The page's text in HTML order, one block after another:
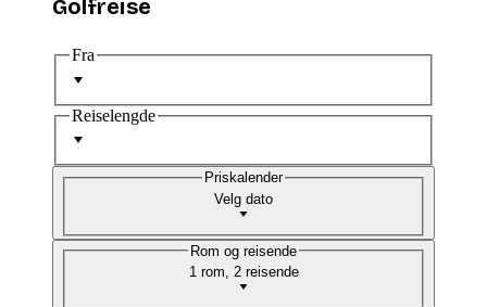
Golfreise
Fra
Reiselengde
Velg dato
Priskalender
1 rom, 2 reisende
Rom og reisende